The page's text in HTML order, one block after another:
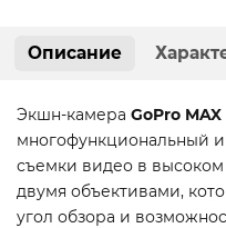
Описание
Экшн-камера GoPro MAX
многофункциональный
съемки видео в
двумя объективами,
угол обзора и